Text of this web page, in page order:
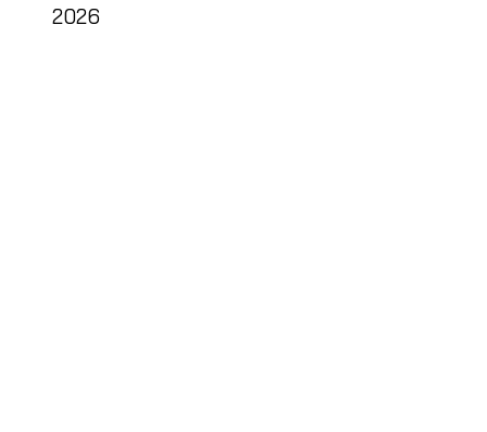
2026